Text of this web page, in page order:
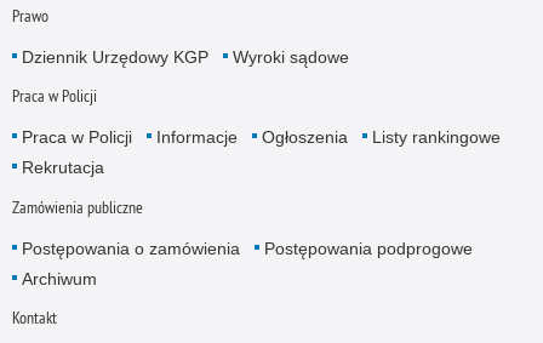
Prawo
Dziennik Urzędowy KGP Wyroki sądowe
Praca w Policji
Praca w Policji Informacje Ogłoszenia
Listy rankingowe
Rekrutacja
Zamówienia publiczne
Postępowania o zamówienia
Postępowania podprogowe
Archiwum
Kontakt